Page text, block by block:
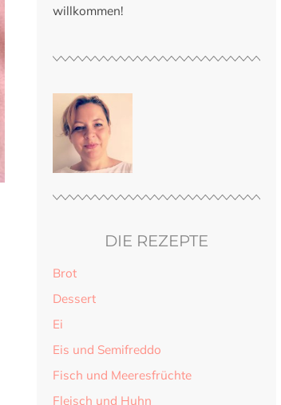
willkommen!
DIE REZEPTE
Brot
Dessert
Ei
Eis und Semifreddo
Fisch und Meeresfrüchte
Fleisch und Huhn